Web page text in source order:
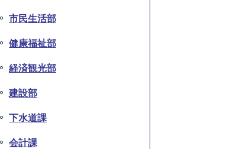
市民生活部
健康福祉部
経済観光部
建設部
下水道課
会計課